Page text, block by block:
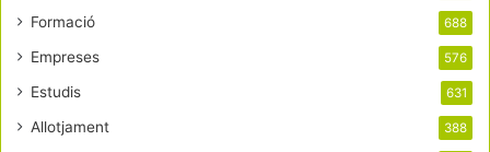
Formació 688
Empreses 576
Estudis 631
Allotjament 388